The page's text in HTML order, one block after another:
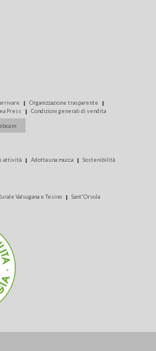
Organizzazione trasparente
Press Condizioni generali di vendita
attività Adotta una mucca Sostenibilità
Valsugana e Tesino Sant'Orsola